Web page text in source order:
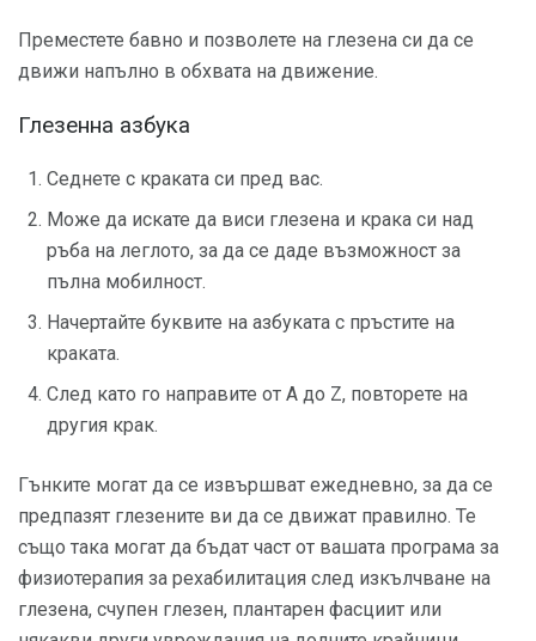
Преместете бавно и позволете на глезена си да се
движи напълно в обхвата на движение.
Глезенна азбука
Седнете с краката си пред вас.
Може да искате да виси глезена и крака си над
ръба на леглото, за да се даде възможност за
пълна мобилност.
Начертайте буквите на азбуката с пръстите на
краката.
След като го направите от A до Z, повторете на
другия крак.
Гънките могат да се извършват ежедневно, за да се
предпазят глезените ви да се движат правилно. Те
също така могат да бъдат част от вашата програма за
физиотерапия за рехабилитация след изкълчване на
глезена, счупен глезен, плантарен фасциит или